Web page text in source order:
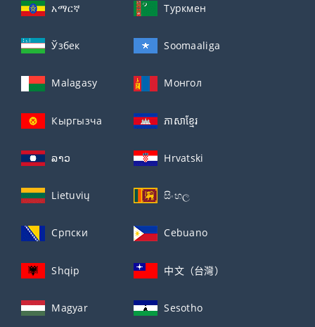
አማርኛ Туркмен
Ўзбек Soomaaliga
Malagasy Монгол
Кыргызча ភាសាខ្មែរ
ລາວ Hrvatski
Lietuvių සිංහල
Српски Cebuano
Shqip 中文（台灣）
Magyar Sesotho